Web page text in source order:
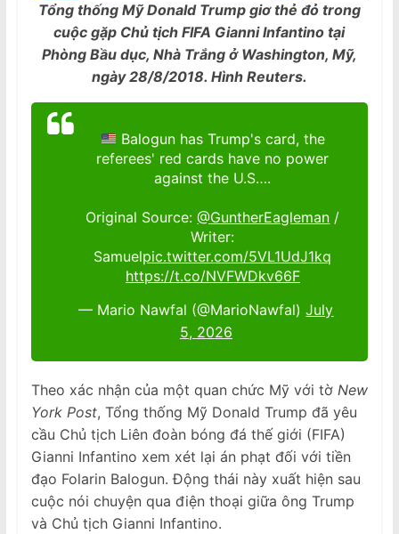
Tổng thống Mỹ Donald Trump giơ thẻ đỏ trong
cuộc gặp Chủ tịch FIFA Gianni Infantino tại
Phòng Bầu dục, Nhà Trắng ở Washington, Mỹ,
ngày 28/8/2018. Hình Reuters.
Balogun has Trump's card, the
referees' red cards have no power
against the U.S….
Original Source:@GuntherEagleman /
Writer:
Samuelpic.twitter.com/5VL1UdJ1kq
https://t.co/NVFWDkv66F
— Mario Nawfal (@MarioNawfal)July
5, 2026
Theo xác nhận của một quan chức Mỹ với tờ New
York Post, Tổng thống Mỹ Donald Trump đã yêu
cầu Chủ tịch Liên đoàn bóng đá thế giới (FIFA)
Gianni Infantino xem xét lại án phạt đối với tiền
đạo Folarin Balogun. Động thái này xuất hiện sau
cuộc nói chuyện qua điện thoại giữa ông Trump
và Chủ tịch Gianni Infantino.